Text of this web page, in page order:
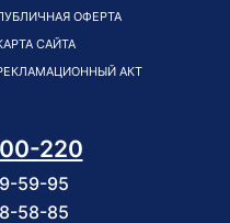
ОФЕРТА
САЙТА
АКТ
220
59-95
58-85